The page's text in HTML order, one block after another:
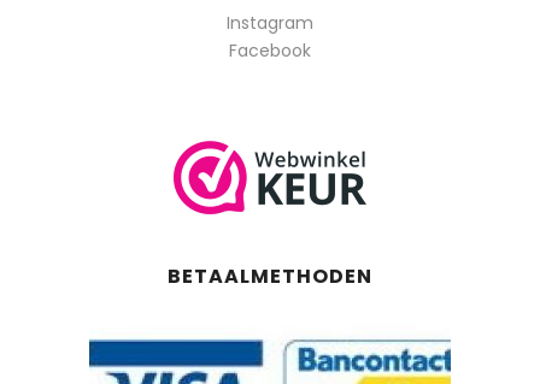
Instagram
Facebook
BETAALMETHODEN